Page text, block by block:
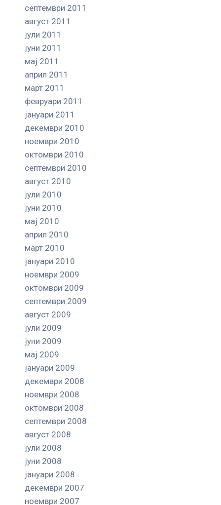
септември 2011
август 2011
јули 2011
јуни 2011
мај 2011
април 2011
март 2011
февруари 2011
јануари 2011
декември 2010
ноември 2010
октомври 2010
септември 2010
август 2010
јули 2010
јуни 2010
мај 2010
април 2010
март 2010
јануари 2010
ноември 2009
октомври 2009
септември 2009
август 2009
јули 2009
јуни 2009
мај 2009
јануари 2009
декември 2008
ноември 2008
октомври 2008
септември 2008
август 2008
јули 2008
јуни 2008
јануари 2008
декември 2007
ноември 2007